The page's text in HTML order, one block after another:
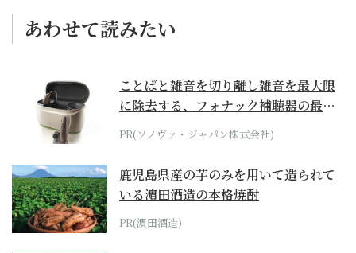
あわせて読みたい
ことばと雑音を切り離し雑音を最大限
に除去する、フォナック補聴器の最上
位モデル
PR(ソノヴァ・ジャパン株式会社)
鹿児島県産の芋のみを用いて造られて
いる濵田酒造の本格焼酎
PR(濵田酒造)